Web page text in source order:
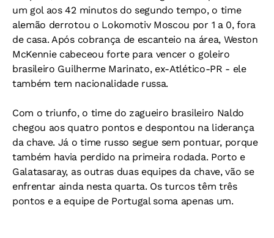
um gol aos 42 minutos do segundo tempo, o time
alemão derrotou o Lokomotiv Moscou por 1 a 0, fora
de casa. Após cobrança de escanteio na área, Weston
McKennie cabeceou forte para vencer o goleiro
brasileiro Guilherme Marinato, ex-Atlético-PR - ele
também tem nacionalidade russa.
Com o triunfo, o time do zagueiro brasileiro Naldo
chegou aos quatro pontos e despontou na liderança
da chave. Já o time russo segue sem pontuar, porque
também havia perdido na primeira rodada. Porto e
Galatasaray, as outras duas equipes da chave, vão se
enfrentar ainda nesta quarta. Os turcos têm três
pontos e a equipe de Portugal soma apenas um.